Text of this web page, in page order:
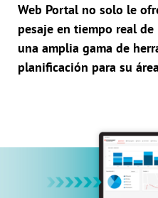
Web Portal no solo le
pesaje en tiempo real
una amplia gama de
planificación para su